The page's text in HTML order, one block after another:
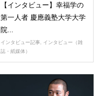
【インタビュー】幸福学の
第一人者 慶應義塾大学大学
院...
インタビュー記事
インタビュー（雑
誌・紙媒体）